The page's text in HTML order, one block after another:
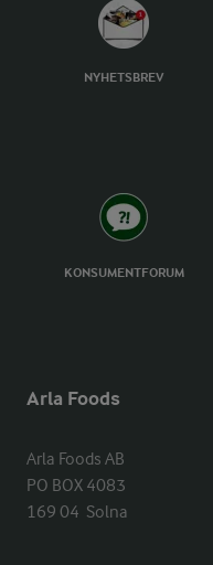
NYHETSBREV
KONSUMENTFORUM
Arla Foods
Arla Foods AB
PO BOX 4083
169 04  Solna